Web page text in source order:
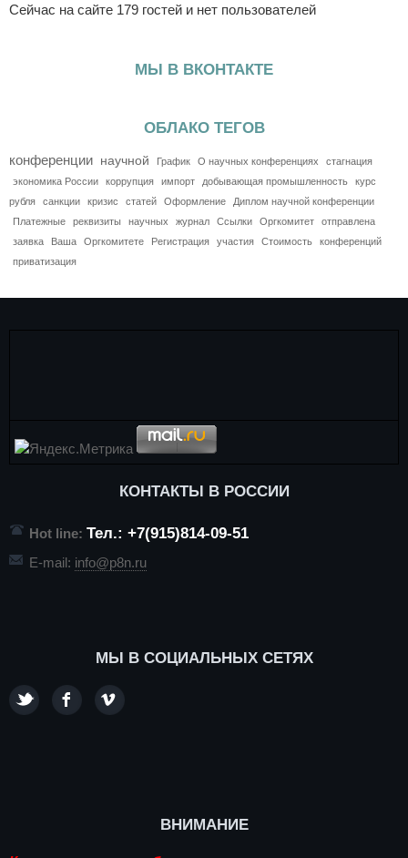
Сейчас на сайте 179 гостей и нет пользователей
МЫ В ВКОНТАКТЕ
ОБЛАКО ТЕГОВ
конференции научной График О научных конференциях
стагнация
экономика России
коррупция импорт добывающая промышленность
курс
рубля
санкции кризис статей Оформление
Диплом научной конференции
Платежные
реквизиты научных журнал Ссылки Оргкомитет
отправлена
заявка
Ваша Оргкомитете Регистрация участия Стоимость
конференций
приватизация
КОНТАКТЫ В РОССИИ
Hot line: Тел.: +7(915)814-09-51
E-mail: info@p8n.ru
МЫ В СОЦИАЛЬНЫХ СЕТЯХ
ВНИМАНИЕ